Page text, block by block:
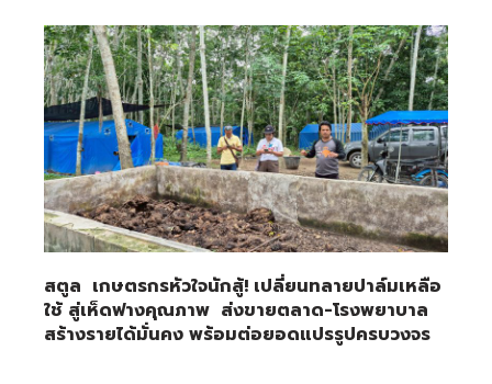
สตูล เกษตรกรหัวใจนักสู้! เปลี่ยนทลายปาล์มเหลือ
ใช้ สู่เห็ดฟางคุณภาพ ส่งขายตลาด-โรงพยาบาล
สร้างรายได้มั่นคง พร้อมต่อยอดแปรรูปครบวงจร